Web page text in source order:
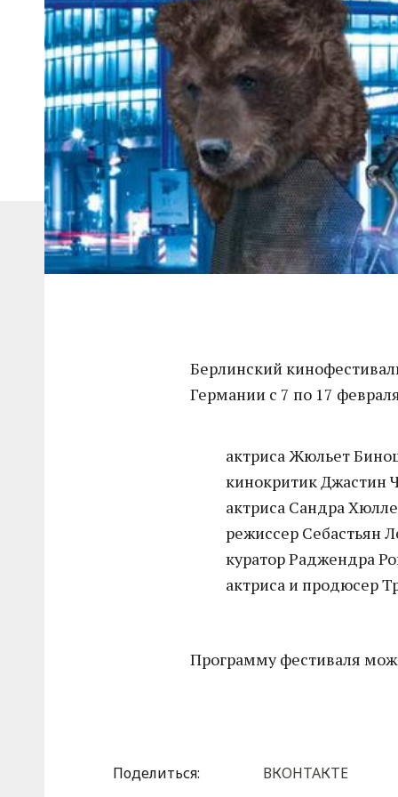
Берлинский
Германии с 7 по 17
актриса Жюльет
кинокритик Джастин
актриса Сандра
режиссер Себастьян
куратор Раджендра
актриса и продюсер
Программу фестиваля
Поделиться: ВКОНТАКТЕ